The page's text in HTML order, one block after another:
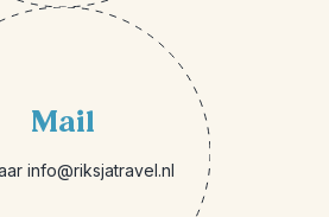
Mail
info@riksjatravel.nl